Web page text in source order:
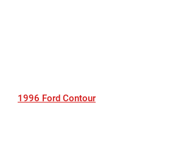
1996 Ford Contour